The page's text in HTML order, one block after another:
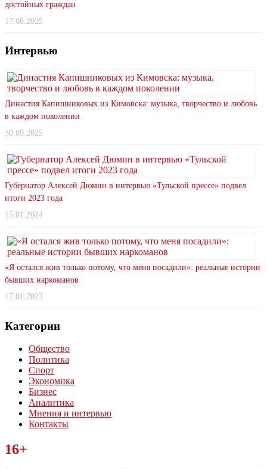
достойных граждан
17.08.2025
Интервью
Династия Капишниковых из Кимовска: музыка, творчество и любовь
в каждом поколении
30.09.2025
Губернатор Алексей Дюмин в интервью «Тульской прессе» подвел
итоги 2023 года
15.01.2024
«Я остался жив только потому, что меня посадили»: реальные истории
бывших наркоманов
17.01.2023
Категории
Общество
Политика
Спорт
Экономика
Бизнес
Аналитика
Мнения и интервью
Контакты
Читайте последние новости дня в Тульской области на сайте
“ЗаНовомосковск”
16+